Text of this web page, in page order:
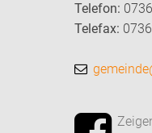
Telefon:
Telefax: